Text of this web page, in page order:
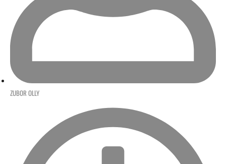
ZUBOR OLLY